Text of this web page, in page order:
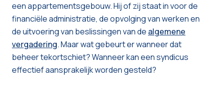
een appartementsgebouw. Hij of zij staat in voor de
financiële administratie, de opvolging van werken en
de uitvoering van beslissingen van de algemene
vergadering. Maar wat gebeurt er wanneer dat
beheer tekortschiet? Wanneer kan een syndicus
effectief aansprakelijk worden gesteld?